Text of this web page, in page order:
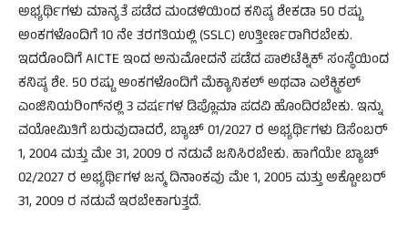
ಅಭ್ಯರ್ಥಿಗಳು ಮಾನ್ಯತೆ ಪಡೆದ ಮಂಡಳಿಯಿಂದ ಕನಿಷ್ಠ ಶೇಕಡಾ 50 ರಷ್ಟು
ಅಂಕಗಳೊಂದಿಗೆ 10 ನೇ ತರಗತಿಯಲ್ಲಿ (SSLC) ಉತ್ತೀರ್ಣರಾಗಿರಬೇಕು.
ಇದರೊಂದಿಗೆ AICTE ಇಂದ ಅನುಮೋದನೆ ಪಡೆದ ಪಾಲಿಟೆಕ್ನಿಕ್ ಸಂಸ್ಥೆಯಿಂದ
ಕನಿಷ್ಠ ಶೇ. 50 ರಷ್ಟು ಅಂಕಗಳೊಂದಿಗೆ ಮೆಕ್ಯಾನಿಕಲ್ ಅಥವಾ ಎಲೆಕ್ಟ್ರಿಕಲ್
ಎಂಜಿನಿಯರಿಂಗ್‌ನಲ್ಲಿ 3 ವರ್ಷಗಳ ಡಿಪ್ಲೊಮಾ ಪದವಿ ಹೊಂದಿರಬೇಕು. ಇನ್ನು
ವಯೋಮಿತಿಗೆ ಬರುವುದಾದರೆ, ಬ್ಯಾಚ್ 01/2027 ರ ಅಭ್ಯರ್ಥಿಗಳು ಡಿಸೆಂಬರ್
1, 2004 ಮತ್ತು ಮೇ 31, 2009 ರ ನಡುವೆ ಜನಿಸಿರಬೇಕು. ಹಾಗೆಯೇ ಬ್ಯಾಚ್
02/2027 ರ ಅಭ್ಯರ್ಥಿಗಳ ಜನ್ಮ ದಿನಾಂಕವು ಮೇ 1, 2005 ಮತ್ತು ಅಕ್ಟೋಬರ್
31, 2009 ರ ನಡುವೆ ಇರಬೇಕಾಗುತ್ತದೆ.